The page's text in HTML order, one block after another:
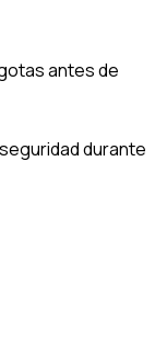
antes de
durante